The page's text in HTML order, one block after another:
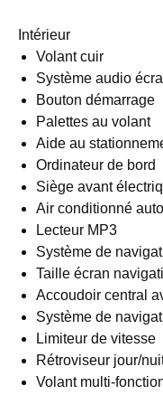
Intérieur
Volant cuir
Système audio
Bouton démarrage
Palettes au volant
Aide au
Ordinateur de bord
Siège avant
Air conditionné auto
Lecteur MP3
Système de
Taille écran
Accoudoir central
Système de
Limiteur de vitesse
Rétroviseur jour/
Volant multi-